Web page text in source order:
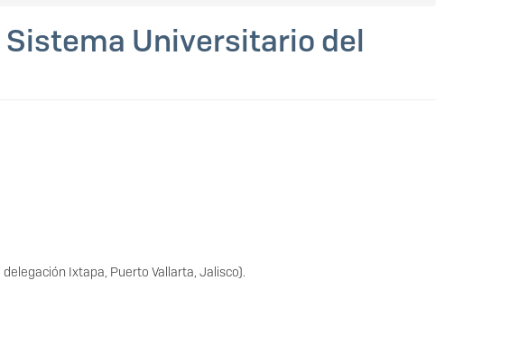
Universitario del
Ixtapa, Puerto Vallarta, Jalisco).